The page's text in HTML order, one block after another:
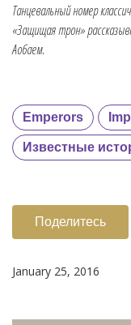
Танцевальный номер
«Защищая трон»
Аобаем.
Emperors
Известные
Поделитесь
January 25, 2016